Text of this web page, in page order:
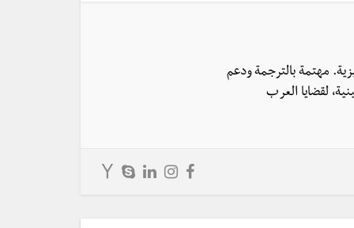
مهتمة بالترجمة ودعم
لقضايا العرب